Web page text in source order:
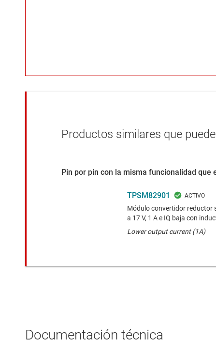
Productos similares que
Pin por pin con la misma funcionalidad que
TPSM82901
Módulo convertidor reductor
a 17 V, 1 A e IQ baja con
Lower output current (1A)
Documentación técnica